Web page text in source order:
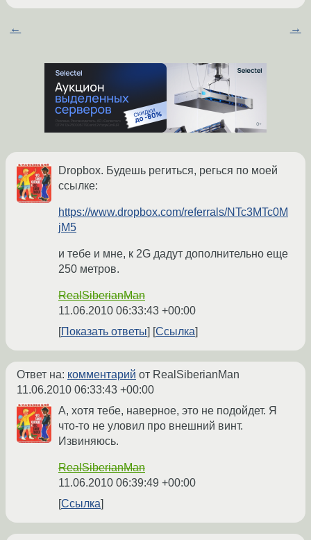
← →
Dropbox. Будешь региться, регься по моей
ссылке:
https://www.dropbox.com/referrals/NTc3MTc0M
jM5
и тебе и мне, к 2G дадут дополнительно еще
250 метров.
RealSiberianMan
11.06.2010 06:33:43 +00:00
Показать ответы
Ссылка
Ответ на: комментарий от RealSiberianMan
11.06.2010 06:33:43 +00:00
А, хотя тебе, наверное, это не подойдет. Я
что-то не уловил про внешний винт.
Извиняюсь.
RealSiberianMan
11.06.2010 06:39:49 +00:00
Ссылка